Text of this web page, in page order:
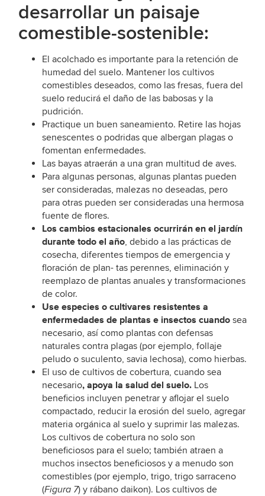
desarrollar un paisaje
comestible-sostenible:
El acolchado es importante para la retención de
humedad del suelo. Mantener los cultivos
comestibles deseados, como las fresas, fuera del
suelo reducirá el daño de las babosas y la
pudrición.
Practique un buen saneamiento. Retire las hojas
senescentes o podridas que albergan plagas o
fomentan enfermedades.
Las bayas atraerán a una gran multitud de aves.
Para algunas personas, algunas plantas pueden
ser consideradas, malezas no deseadas, pero
para otras pueden ser consideradas una hermosa
fuente de flores.
Los cambios estacionales ocurrirán en el jardín
durante todo el año, debido a las prácticas de
cosecha, diferentes tiempos de emergencia y
floración de plan- tas perennes, eliminación y
reemplazo de plantas anuales y transformaciones
de color.
Use especies o cultivares resistentes a
enfermedades de plantas e insectos cuando sea
necesario, así como plantas con defensas
naturales contra plagas (por ejemplo, follaje
peludo o suculento, savia lechosa), como hierbas.
El uso de cultivos de cobertura, cuando sea
necesario, apoya la salud del suelo. Los
beneficios incluyen penetrar y aflojar el suelo
compactado, reducir la erosión del suelo, agregar
materia orgánica al suelo y suprimir las malezas.
Los cultivos de cobertura no solo son
beneficiosos para el suelo; también atraen a
muchos insectos beneficiosos y a menudo son
comestibles (por ejemplo, trigo, trigo sarraceno
(Figura 7) y rábano daikon). Los cultivos de